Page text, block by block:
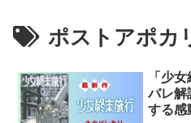
ポストアポカ
「少
バレ解
する感